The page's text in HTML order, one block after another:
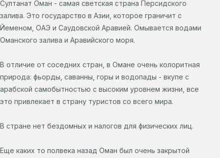
Султанат Оман - самая светская страна Персидского
залива. Это государство в Азии, которое граничит с
Йеменом, ОАЭ и Саудовской Аравией. Омывается водами
Оманского залива и Аравийского моря.
В отличие от соседних стран, в Омане очень колоритная
природа: фьорды, саванны, горы и водопады - вкупе с
арабской самобытностью с высоким уровнем жизни, все
это привлекает в страну туристов со всего мира.
В стране нет бездомных и налогов для физических лиц.
Еще каких то полвека назад Оман был очень закрытой